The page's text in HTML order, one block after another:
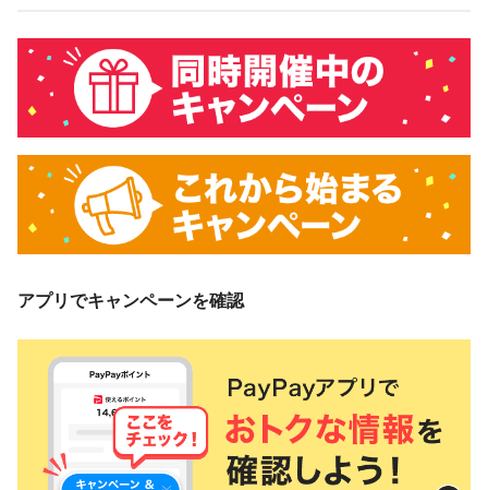
アプリでキャンペーンを確認